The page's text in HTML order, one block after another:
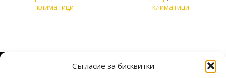
Съгласие за бисквитки
климатици
климатици
Прецизна лазерна обработка на алуминий, поцинкована, черна